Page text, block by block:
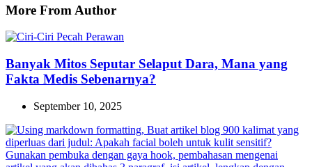
More From Author
Banyak Mitos Seputar Selaput Dara, Mana yang
Fakta Medis Sebenarnya?
September 10, 2025